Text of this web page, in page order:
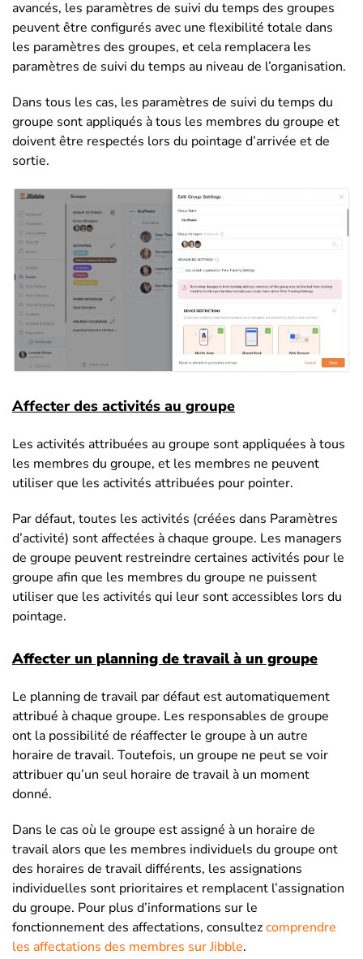
avancés, les paramètres de suivi du temps des groupes
peuvent être configurés avec une flexibilité totale dans
les paramètres des groupes, et cela remplacera les
paramètres de suivi du temps au niveau de l’organisation.
Dans tous les cas, les paramètres de suivi du temps du
groupe sont appliqués à tous les membres du groupe et
doivent être respectés lors du pointage d’arrivée et de
sortie.
Affecter des activités au groupe
Les activités attribuées au groupe sont appliquées à tous
les membres du groupe, et les membres ne peuvent
utiliser que les activités attribuées pour pointer.
Par défaut, toutes les activités (créées dans Paramètres
d’activité) sont affectées à chaque groupe. Les managers
de groupe peuvent restreindre certaines activités pour le
groupe afin que les membres du groupe ne puissent
utiliser que les activités qui leur sont accessibles lors du
pointage.
Affecter un planning de travail à un groupe
Le planning de travail par défaut est automatiquement
attribué à chaque groupe. Les responsables de groupe
ont la possibilité de réaffecter le groupe à un autre
horaire de travail. Toutefois, un groupe ne peut se voir
attribuer qu’un seul horaire de travail à un moment
donné.
Dans le cas où le groupe est assigné à un horaire de
travail alors que les membres individuels du groupe ont
des horaires de travail différents, les assignations
individuelles sont prioritaires et remplacent l’assignation
du groupe. Pour plus d’informations sur le
fonctionnement des affectations, consultezcomprendre
les affectations des membres sur Jibble.